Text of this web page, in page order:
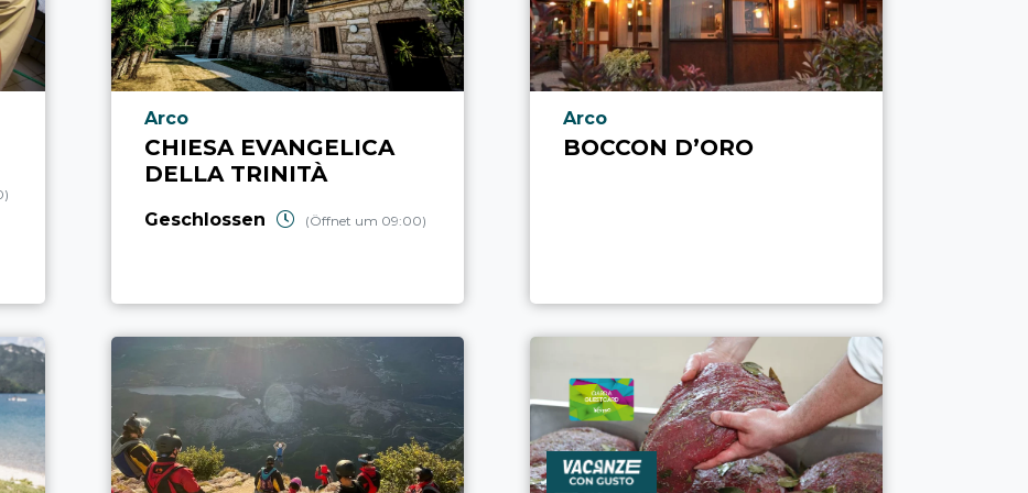
aria.poi_location_prefix
Arco
CHIESA EVANGELICA
DELLA TRINITÀ
Geschlossen (Öffnet um 09:00)
aria.poi_location_prefix
Arco
BOCCON D’ORO